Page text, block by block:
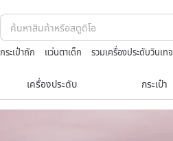
กระเป๋าถัก แว่นตาเด็ก รวมเครื่องประดับวินเทจ
เครื่องประดับ กระเป๋า